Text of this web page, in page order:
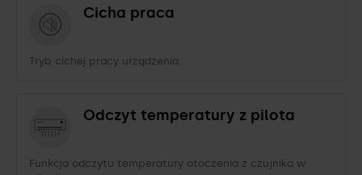
Cicha praca
Tryb cichej pracy urządzenia.
Odczyt temperatury z pilota
Funkcja odczytu temperatury otoczenia z czujnika w